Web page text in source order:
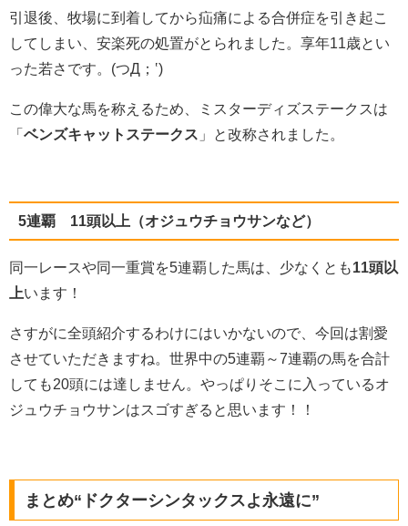
引退後、牧場に到着してから疝痛による合併症を引き起こ
してしまい、安楽死の処置がとられました。享年11歳とい
った若さです。(つД；‛)
この偉大な馬を称えるため、ミスターディズステークスは
「 ベンズキャットステークス 」と改称されました。
5連覇 11頭以上（オジュウチョウサンなど）
同一レースや同一重賞を5連覇した馬は、少なくとも11頭以
上います！
さすがに全頭紹介するわけにはいかないので、今回は割愛
させていただきますね。世界中の5連覇～7連覇の馬を合計
しても20頭には達しません。やっぱりそこに入っているオ
ジュウチョウサンはスゴすぎると思います！！
まとめ“ドクターシンタックスよ永遠に”